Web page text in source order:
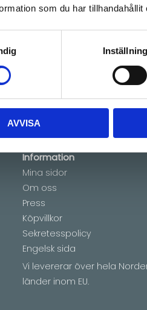
som du har
AVVISA
Information
Mina sidor
Om oss
Press
Köpvillkor
Sekretesspolicy
Engelsk sida
Vi levererar över hela
länder inom EU.